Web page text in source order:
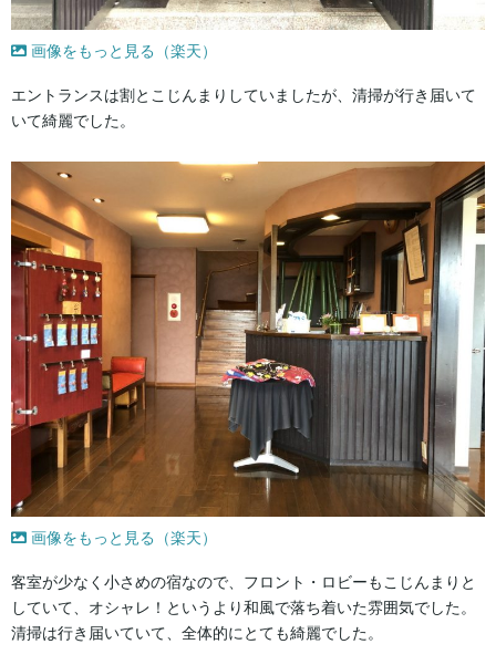
画像をもっと見る（楽天）
エントランスは割とこじんまりしていましたが、清掃が行き届いて
いて綺麗でした。
画像をもっと見る（楽天）
客室が少なく小さめの宿なので、フロント・ロビーもこじんまりと
していて、オシャレ！というより和風で落ち着いた雰囲気でした。
清掃は行き届いていて、全体的にとても綺麗でした。